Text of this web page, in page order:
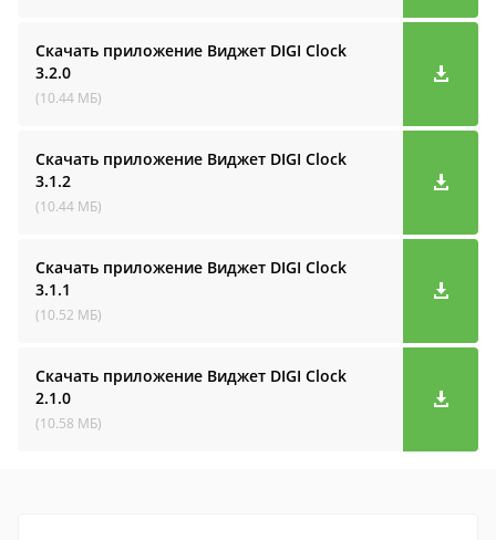
Скачать приложение Виджет DIGI Clock
3.2.0
(10.44 МБ)
Скачать приложение Виджет DIGI Clock
3.1.2
(10.44 МБ)
Скачать приложение Виджет DIGI Clock
3.1.1
(10.52 МБ)
Скачать приложение Виджет DIGI Clock
2.1.0
(10.58 МБ)